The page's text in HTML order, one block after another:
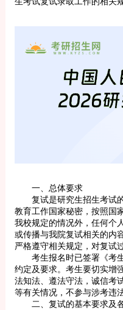
一、总体要求
复试是研究生招生考试的
教育工作国家秘密，按照国
我校规定的情况外，任何个
或传播与我院复试相关的内
严格遵守相关规定，对复试
考生报名时已签署《考生
约定及要求。考生要切实增
法知法、遵法守法，诚信考
等有关情况，不参与涉考违
二、复试的基本要求及各